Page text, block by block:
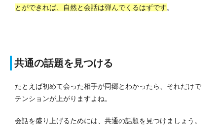
とができれば、自然と会話は弾んでくるはずです。
共通の話題を見つける
たとえば初めて会った相手が同郷とわかったら、それだけで
テンションが上がりますよね。
会話を盛り上げるためには、共通の話題を見つけましょう。